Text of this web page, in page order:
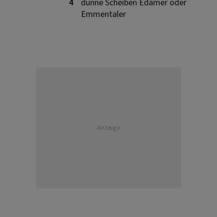
4
dünne Scheiben Edamer oder
Emmentaler
Anzeige